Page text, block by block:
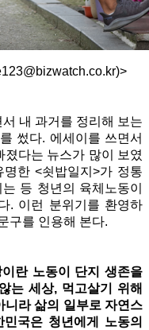
내 과거를 정리해 보는
썼다. 에세이를 쓰면서
졌다는 뉴스가 많이 보였
한 <쇳밥일지>가 정통
등 청년의 육체노동이
. 이런 분위기를 환영하
구를 인용해 본다.
란 노동이 단지 생존을
는 세상, 먹고살기 위해
니라 삶의 일부로 자연스
국은 청년에게 노동의